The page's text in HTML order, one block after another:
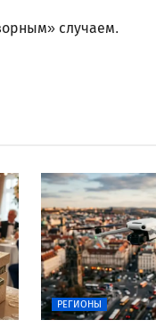
случаем.
РЕГИОНЫ